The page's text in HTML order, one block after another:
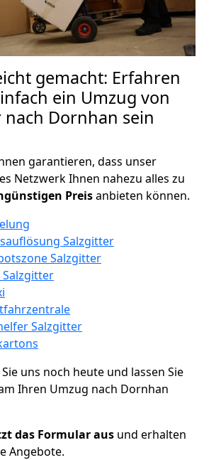
gemacht: Erfahren
ein Umzug von
nach Dornhan sein
garantieren, dass unser
Netzwerk Ihnen nahezu alles zu
Preisanbieten können.
Salzgitter
Salzgitter
Salzgitter
uns noch heute und lassen Sie
Ihren Umzug nach Dornhan
das Formular aus und erhalten
Angebote.